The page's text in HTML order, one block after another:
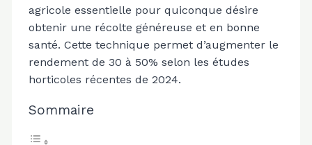
agricole essentielle pour quiconque désire
obtenir une récolte généreuse et en bonne
santé. Cette technique permet d’augmenter le
rendement de 30 à 50% selon les études
horticoles récentes de 2024.
Sommaire